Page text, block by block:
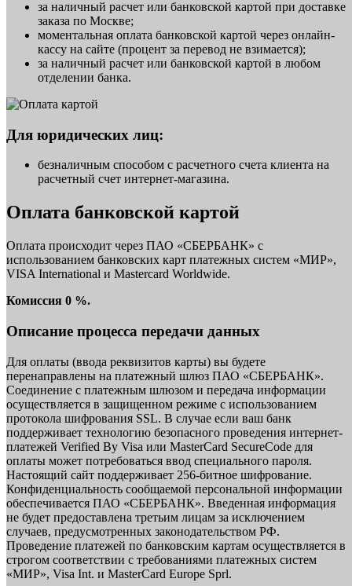
за наличный расчет или банковской картой при доставке
заказа по Москве;
моментальная оплата банковской картой через онлайн-
кассу на сайте (процент за перевод не взимается);
за наличный расчет или банковской картой в любом
отделении банка.
Для юридических лиц:
безналичным способом с расчетного счета клиента на
расчетный счет интернет-магазина.
Оплата банковской картой
Оплата происходит через ПАО «СБЕРБАНК» с
использованием банковских карт платежных систем «МИР»,
VISA International и Mastercard Worldwide.
Комиссия 0 %.
Описание процесса передачи данных
Для оплаты (ввода реквизитов карты) вы будете
перенаправлены на платежный шлюз ПАО «СБЕРБАНК».
Соединение с платежным шлюзом и передача информации
осуществляется в защищенном режиме с использованием
протокола шифрования SSL. В случае если ваш банк
поддерживает технологию безопасного проведения интернет-
платежей Verified By Visa или MasterCard SecureCode для
оплаты может потребоваться ввод специального пароля.
Настоящий сайт поддерживает 256-битное шифрование.
Конфиденциальность сообщаемой персональной информации
обеспечивается ПАО «СБЕРБАНК». Введенная информация
не будет предоставлена третьим лицам за исключением
случаев, предусмотренных законодательством РФ.
Проведение платежей по банковским картам осуществляется в
строгом соответствии с требованиями платежных систем
«МИР», Visa Int. и MasterCard Europe Sprl.